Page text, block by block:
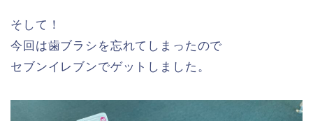
そして！
今回は歯ブラシを忘れてしまったので
セブンイレブンでゲットしました。